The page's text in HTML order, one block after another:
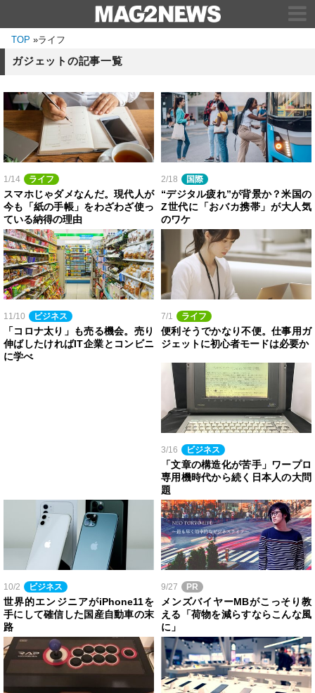
TOP »ライフ
ガジェットの記事一覧
1/14 ライフ
スマホじゃダメなんだ。現代人が
今も「紙の手帳」をわざわざ使っ
ている納得の理由
2/18 国際
“デジタル疲れ”が背景か？米国の
Z世代に「おバカ携帯」が大人気
のワケ
11/10 ビジネス
「コロナ太り」も売る機会。売り
伸ばしたければIT企業とコンビニ
に学べ
7/1 ライフ
便利そうでかなり不便。仕事用ガ
ジェットに初心者モードは必要か
3/16 ビジネス
「文章の構造化が苦手」ワープロ
専用機時代から続く日本人の大問
題
10/2 ビジネス
世界的エンジニアがiPhone11を
手にして確信した国産自動車の末
路
9/27 PR
メンズバイヤーMBがこっそり教
える「荷物を減らすならこんな風
に」